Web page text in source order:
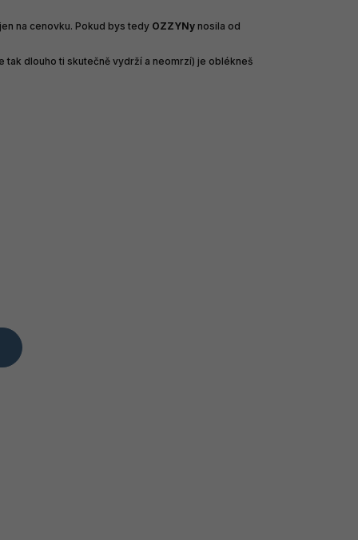
na cenovku.Pokud bys tedy OZZYNynosila od
dlouho ti skutečně vydrží a neomrzí) je oblékneš